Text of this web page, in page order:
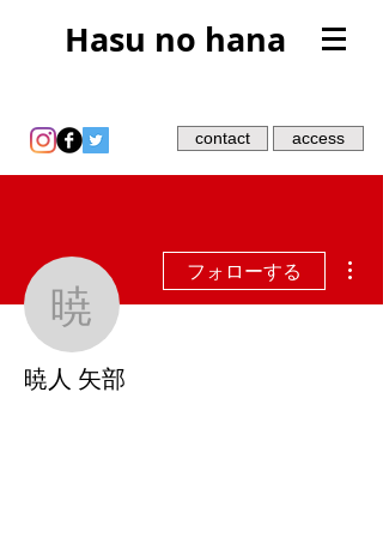
Hasu no hana
contact access
暁人 矢部
フォローする
暁人 矢部